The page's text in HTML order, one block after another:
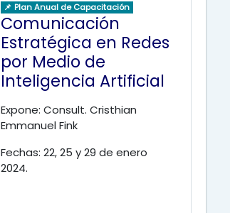
📌 Plan Anual de Capacitación
Comunicación
Estratégica en Redes
por Medio de
Inteligencia Artificial
Expone: Consult. Cristhian
Emmanuel Fink
Fechas: 22, 25 y 29 de enero
2024.